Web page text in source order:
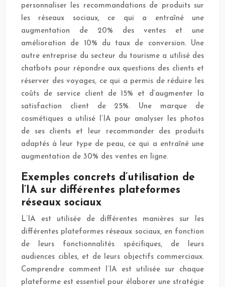
personnaliser les recommandations de produits sur
les réseaux sociaux, ce qui a entraîné une
augmentation de 20% des ventes et une
amélioration de 10% du taux de conversion. Une
autre entreprise du secteur du tourisme a utilisé des
chatbots pour répondre aux questions des clients et
réserver des voyages, ce qui a permis de réduire les
coûts de service client de 15% et d’augmenter la
satisfaction client de 25%. Une marque de
cosmétiques a utilisé l’IA pour analyser les photos
de ses clients et leur recommander des produits
adaptés à leur type de peau, ce qui a entraîné une
augmentation de 30% des ventes en ligne.
Exemples concrets d’utilisation de
l’IA sur différentes plateformes
réseaux sociaux
L’IA est utilisée de différentes manières sur les
différentes plateformes réseaux sociaux, en fonction
de leurs fonctionnalités spécifiques, de leurs
audiences cibles, et de leurs objectifs commerciaux.
Comprendre comment l’IA est utilisée sur chaque
plateforme est essentiel pour élaborer une stratégie